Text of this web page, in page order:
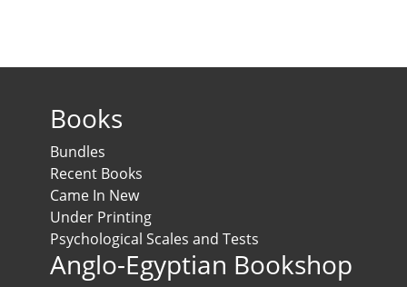
Books
Bundles
Recent Books
Came In New
Under Printing
Psychological Scales and Tests
Anglo-Egyptian Bookshop